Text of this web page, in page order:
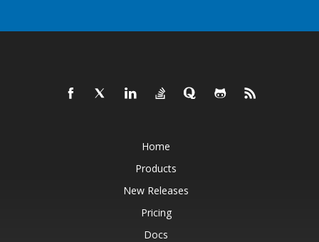
Home
Products
New Releases
Pricing
Docs